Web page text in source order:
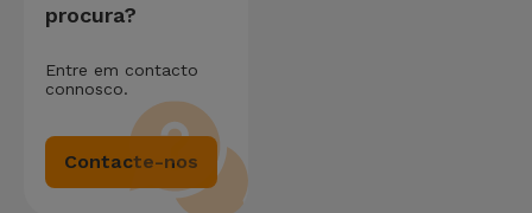
procura?
Entre em contacto
connosco.
Contacte-nos